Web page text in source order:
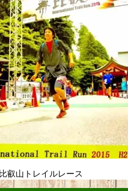
叡山トレイルレース